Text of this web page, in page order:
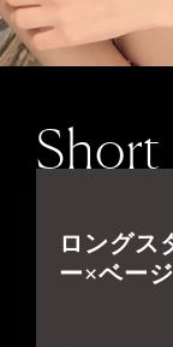
Short
ロングス
ー×ベー